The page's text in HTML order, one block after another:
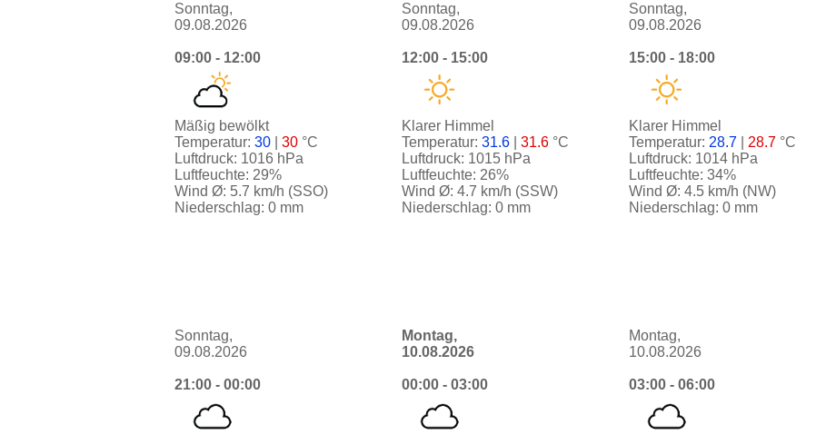
Sonntag,
09.08.2026
09:00 - 12:00
Mäßig bewölkt
Temperatur: 30 30 °C
Luftdruck: 1016 hPa
Luftfeuchte: 29%
Wind Ø: 5.7 km/h (SSO)
Niederschlag: 0 mm
Sonntag,
09.08.2026
12:00 - 15:00
Klarer Himmel
Temperatur: 31.6 31.6 °C
Luftdruck: 1015 hPa
Luftfeuchte: 26%
Wind Ø: 4.7 km/h (SSW)
Niederschlag: 0 mm
Sonntag,
09.08.2026
15:00 - 18:00
Klarer Himmel
Temperatur: 28.7 28.7 °C
Luftdruck: 1014 hPa
Luftfeuchte: 34%
Wind Ø: 4.5 km/h (NW)
Niederschlag: 0 mm
Sonntag,
09.08.2026
21:00 - 00:00
Montag,
10.08.2026
00:00 - 03:00
Montag,
10.08.2026
03:00 - 06:00